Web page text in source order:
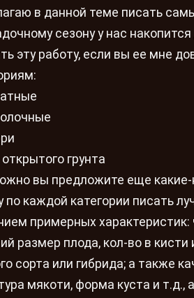
в данной теме писать
сезону у нас
эту работу, если вы ее мне
открытого грунта
вы предложите еще какие-
по каждой категории писать
примерных
размер плода, кол-во в
сорта или гибрида; а также
мякоти, форма куста и